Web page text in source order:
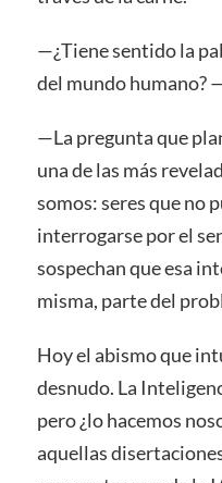
—¿Tiene sentido la
del mundo humano?
—La pregunta que
una de las más
somos: seres que no
interrogarse por el
sospechan que esa
misma, parte del
Hoy el abismo que
desnudo. La
pero ¿lo hacemos
aquellas